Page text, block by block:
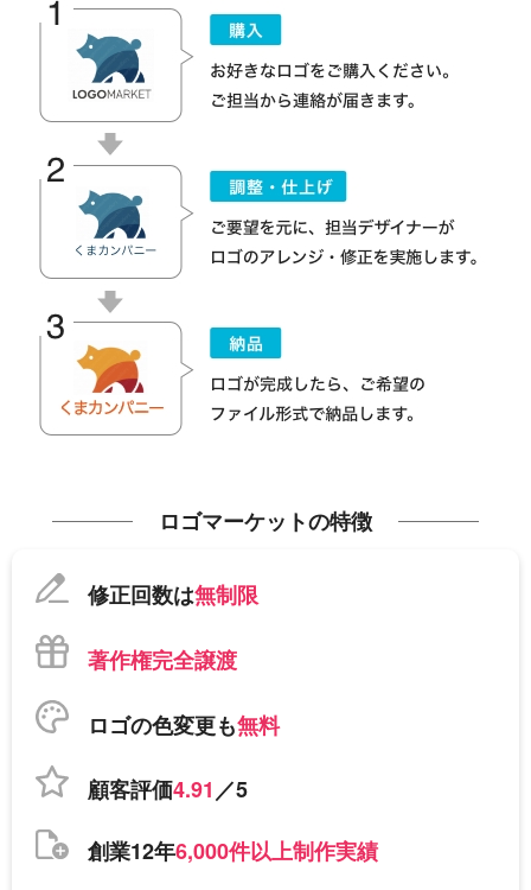
ロゴマーケットの特徴
修正回数は無制限
著作権完全譲渡
ロゴの色変更も無料
顧客評価4.91／5
創業12年6,000件以上制作実績